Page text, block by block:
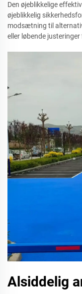
Den øjeblikkelige
øjeblikkelig
modsætning til
eller løbende
Alsiddelig